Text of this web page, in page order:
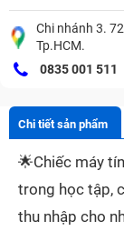
Chi nhánh 3.
Tp.HCM.
0835 001 511
Chi tiết sản phẩm
🌟Chiếc máy
trong học tập,
thu nhập cho